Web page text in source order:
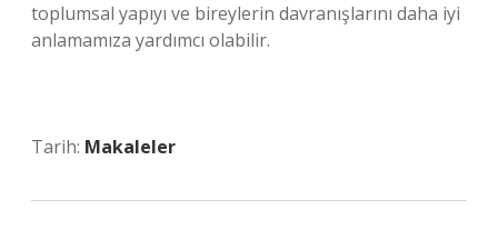
toplumsal yapıyı ve bireylerin davranışlarını daha iyi
anlamamıza yardımcı olabilir.
Tarih: Makaleler